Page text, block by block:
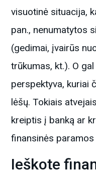
visuotinė situacija,
pan., nenumatytos
(gedimai, įvairūs
trūkumas, kt.). O
perspektyva, kuriai
lėšų. Tokiais
kreiptis į banką ar
finansinės
Ieškote